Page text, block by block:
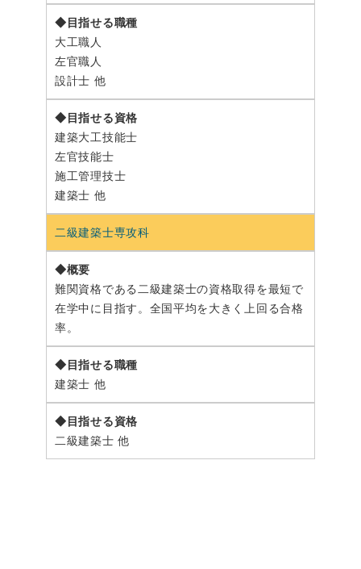
大工職人
左官職人
設計士 他
建築大工技能士
左官技能士
施工管理技士
建築士 他
二級建築士専攻科
難関資格である二級建築士の資格取得を最短で
在学中に目指す。全国平均を大きく上回る合格
率。
建築士 他
二級建築士 他